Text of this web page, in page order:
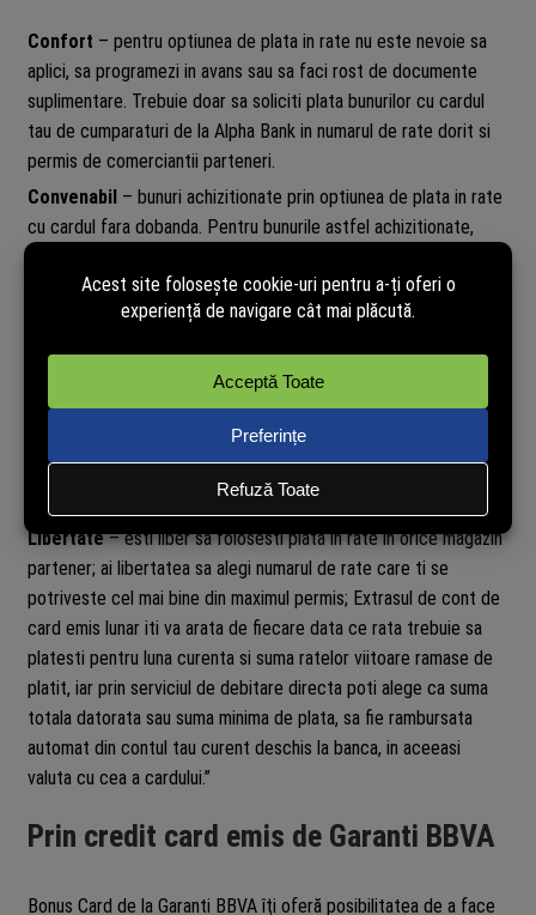
Confort – pentru optiunea de plata in rate nu este nevoie sa
aplici, sa programezi in avans sau sa faci rost de documente
suplimentare. Trebuie doar sa soliciti plata bunurilor cu cardul
tau de cumparaturi de la Alpha Bank in numarul de rate dorit si
permis de comerciantii parteneri.
Convenabil– bunuri achizitionate prin optiunea de plata in rate
cu cardul fara dobanda. Pentru bunurile astfel achizitionate,
aferenta, egala cu costul bunurilor impartit la numarul de luni
ales pentru plata. Daca sunt efectuate si alte tipuri de
datorate pentru a beneficia de dobanda 0%.
Flexibilitate– poti folosi plata in rate ori de cate ori doresti in
limita liniei de credit aferenta cardului tau. Pe masura ce
rambursezi ratele lunare, sumele rambursate devin din nou
disponibile pe contul tau de card.
Libertate– esti liber sa folosesti plata in rate in orice magazin
partener; ai libertatea sa alegi numarul de rate care ti se
potriveste cel mai bine din maximul permis; Extrasul de cont de
card emis lunar iti va arata de fiecare data ce rata trebuie sa
platesti pentru luna curenta si suma ratelor viitoare ramase de
platit, iar prin serviciul de debitare directa poti alege ca suma
totala datorata sau suma minima de plata, sa fie rambursata
automat din contul tau curent deschis la banca, in aceeasi
valuta cu cea a cardului.”
Prin credit card emis de Garanti BBVA
Bonus Card de la Garanti BBVA îţi oferă posibilitatea de a face